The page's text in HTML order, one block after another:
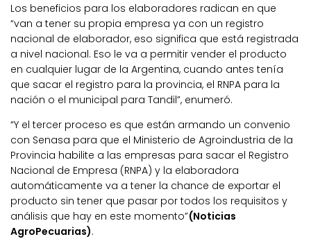
Los beneficios para los elaboradores radican en que
“van a tener su propia empresa ya con un registro
nacional de elaborador, eso significa que está registrada
a nivel nacional. Eso le va a permitir vender el producto
en cualquier lugar de la Argentina, cuando antes tenía
que sacar el registro para la provincia, el RNPA para la
nación o el municipal para Tandil”, enumeró.
“Y el tercer proceso es que están armando un convenio
con Senasa para que el Ministerio de Agroindustria de la
Provincia habilite a las empresas para sacar el Registro
Nacional de Empresa (RNPA) y la elaboradora
automáticamente va a tener la chance de exportar el
producto sin tener que pasar por todos los requisitos y
análisis que hay en este momento”(Noticias
AgroPecuarias).